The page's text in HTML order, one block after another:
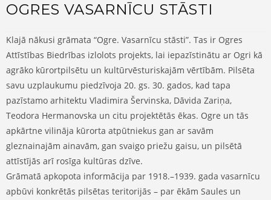
OGRES VASARNĪCU STĀSTI
Klajā nākusi grāmata “Ogre. Vasarnīcu stāsti”. Tas ir Ogres
Attīstības Biedrības izlolots projekts, lai iepazīstinātu ar Ogri kā
agrāko kūrortpilsētu un kultūrvēsturiskajām vērtībām. Pilsēta
savu uzplaukumu piedzīvoja 20. gs. 30. gados, kad tapa
pazīstamo arhitektu Vladimira Šervinska, Dāvida Zariņa,
Teodora Hermanovska un citu projektētās ēkas. Ogre un tās
apkārtne vilināja kūrorta atpūtniekus gan ar savām
gleznainajām ainavām, gan svaigo priežu gaisu, un pilsētā
attīstījās arī rosīga kultūras dzīve.
Grāmatā apkopota informācija par 1918.–1939. gada vasarnīcu
apbūvi konkrētās pilsētas teritorijās – par ēkām Saules un